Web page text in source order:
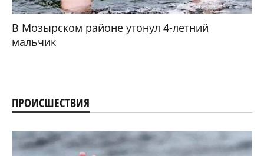
В Мозырском районе утонул 4-летний
мальчик
ПРОИСШЕСТВИЯ